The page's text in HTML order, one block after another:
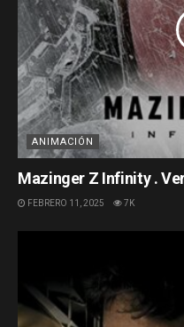
ANIMACIÓN
Mazinger Z Infinity .
FEBRERO 11, 2025 7K